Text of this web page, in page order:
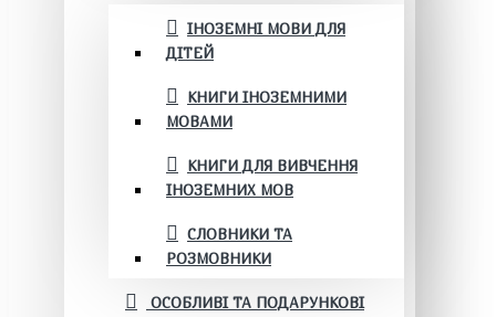
ІНОЗЕМНІ МОВИ ДЛЯ
ДІТЕЙ
КНИГИ ІНОЗЕМНИМИ
МОВАМИ
КНИГИ ДЛЯ ВИВЧЕННЯ
ІНОЗЕМНИХ МОВ
СЛОВНИКИ ТА
РОЗМОВНИКИ
ОСОБЛИВІ ТА ПОДАРУНКОВІ